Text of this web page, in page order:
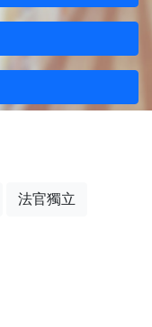
法官獨立